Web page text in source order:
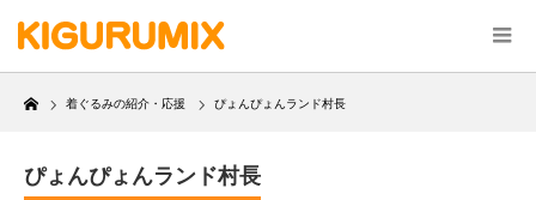
Home
着ぐるみの紹介・応援 ぴょんぴょんランド村長
ぴょんぴょんランド村長